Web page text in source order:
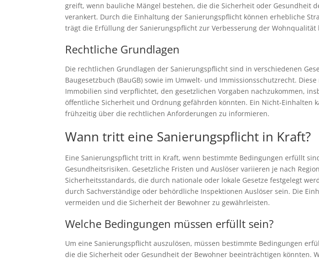
greift, wenn bauliche Mängel bestehen, die die Sicherheit oder
verankert. Durch die Einhaltung der Sanierungspflicht können erhebliche
trägt die Erfüllung der Sanierungspflicht zur Verbesserung der
Rechtliche Grundlagen
Die rechtlichen Grundlagen der Sanierungspflicht sind in verschiedenen
Baugesetzbuch (BauGB) sowie im Umwelt- und Immissionsschutzrecht.
Immobilien sind verpflichtet, den gesetzlichen Vorgaben nachzukommen,
öffentliche Sicherheit und Ordnung gefährden könnten. Ein Nicht-Einhalten
frühzeitig über die rechtlichen Anforderungen zu informieren.
Wann tritt eine Sanierungspflicht in Kraft?
Eine Sanierungspflicht tritt in Kraft, wenn bestimmte Bedingungen erfüllt
Gesundheitsrisiken. Gesetzliche Fristen und Auslöser variieren je nach
Sicherheitsstandards, die durch nationale oder lokale Gesetze festgelegt
durch Sachverständige oder behördliche Inspektionen Auslöser sein. Die
vermeiden und die Sicherheit der Bewohner zu gewährleisten.
Welche Bedingungen müssen erfüllt sein?
Um eine Sanierungspflicht auszulösen, müssen bestimmte Bedingungen
die die Sicherheit oder Gesundheit der Bewohner beeinträchtigen könnten.